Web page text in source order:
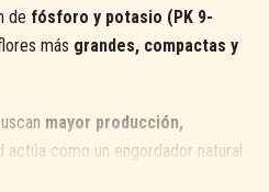
de fósforo y potasio (PK 9-
más grandes, compactas y
mayor producción,
actúa como un engordador natural
el momento clave.